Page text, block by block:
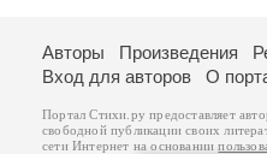
Авторы Произведения
Вход для авторов
О
Портал Стихи.ру предоставляет
свободной публикации своих
сети Интернет на основании